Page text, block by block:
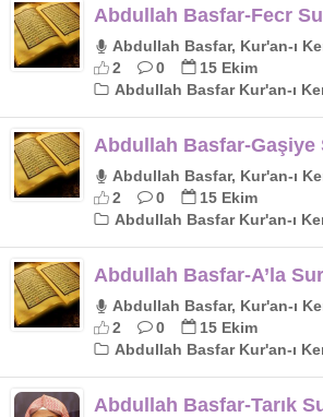
Abdullah Basfar-Fecr
Abdullah Basfar, Kur'an-ı
2
0
15 Ekim
Abdullah Basfar Kur'an-ı
Abdullah Basfar-Gaşiye
Abdullah Basfar, Kur'an-ı
2
0
15 Ekim
Abdullah Basfar Kur'an-ı
Abdullah Basfar-A’la
Abdullah Basfar, Kur'an-ı
2
0
15 Ekim
Abdullah Basfar Kur'an-ı
Abdullah Basfar-Tarık